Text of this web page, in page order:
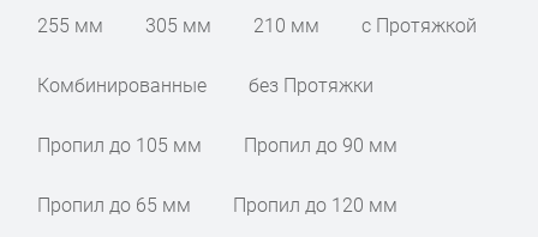
255 мм 305 мм 210 мм с Протяжкой
Комбинированные без Протяжки
Пропил до 105 мм Пропил до 90 мм
Пропил до 65 мм Пропил до 120 мм